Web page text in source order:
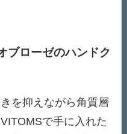
ブローゼのハンドク
を抑えながら角質層
で手に入れた